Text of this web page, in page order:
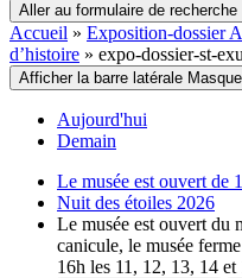
Aller au formulaire de recherche
Accueil » Exposition-dossier
d’histoire » expo-dossier-st-
Afficher la barre latérale
Aujourd'hui
Demain
Le musée est ouvert de
Nuit des étoiles 2026
Le musée est ouvert du
canicule, le musée
16h les 11, 12, 13, 14